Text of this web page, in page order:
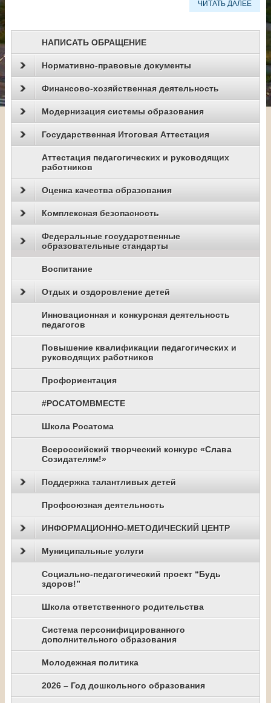
ЧИТАТЬ ДАЛЕЕ
НАПИСАТЬ ОБРАЩЕНИЕ
Нормативно-правовые документы
Финансово-хозяйственная деятельность
Модернизация системы образования
Государственная Итоговая Аттестация
Аттестация педагогических и руководящих
работников
Оценка качества образования
Комплексная безопасность
Федеральные государственные
образовательные стандарты
Воспитание
Отдых и оздоровление детей
Инновационная и конкурсная деятельность
педагогов
Повышение квалификации педагогических и
руководящих работников
Профориентация
#РОСАТОМВМЕСТЕ
Школа Росатома
Всероссийский творческий конкурс «Слава
Созидателям!»
Поддержка талантливых детей
Профсоюзная деятельность
ИНФОРМАЦИОННО-МЕТОДИЧЕСКИЙ ЦЕНТР
Муниципальные услуги
Социально-педагогический проект “Будь
здоров!”
Школа ответственного родительства
Система персонифицированного
дополнительного образования
Молодежная политика
2026 – Год дошкольного образования